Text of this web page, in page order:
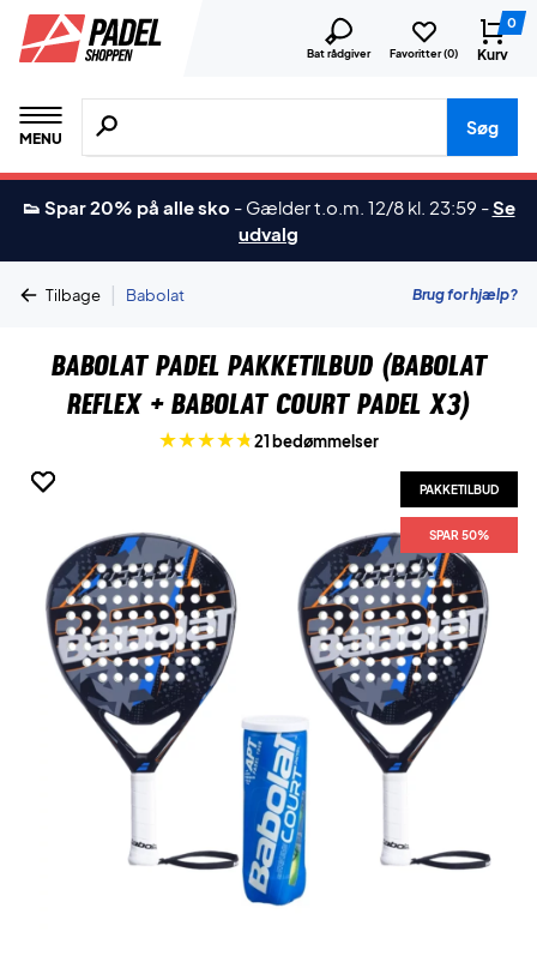
Bat rådgiver Favoritter (0)
0
Kurv
MENU
Søg efter produkter, mærker etc.
Søg
👟 Spar 20% på alle sko - Gælder t.o.m. 12/8 kl. 23:59 -Se
udvalg
Tilbage | Babolat Brug for hjælp?
Babolat Padel Pakketilbud (Babolat
Reflex + Babolat Court Padel X3)
21 bedømmelser
PAKKETILBUD
SPAR 50%
PAKKETILBUD
SPAR 50%